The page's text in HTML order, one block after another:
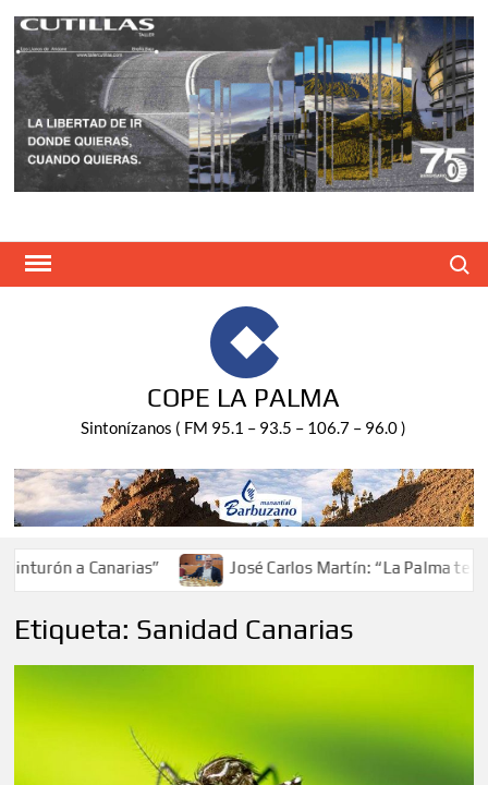
Saltar
contenido
COPE LA PALMA
Sintonízanos ( FM 95.1 – 93.5 – 106.7 – 96.0 )
a Canarias” José Carlos Martín: “La Palma
Etiqueta: Sanidad Canarias